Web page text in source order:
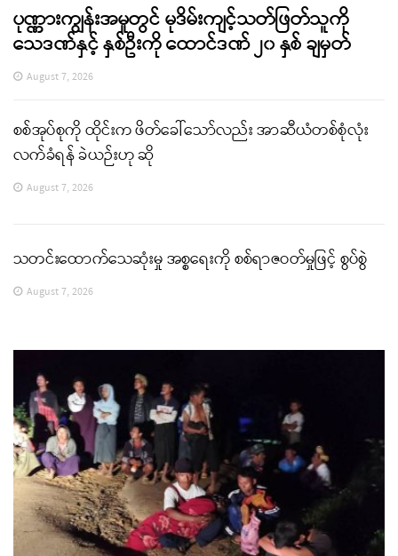
ပုဏ္ဏားကျွန်းအမှုတွင် မုဒိမ်းကျင့်သတ်ဖြတ်သူကို
သေဒဏ်နှင့် နှစ်ဦးကို ထောင်ဒဏ် ၂၀ နှစ် ချမှတ်
August 7, 2026
စစ်အုပ်စုကို ထိုင်းက ဖိတ်ခေါ်သော်လည်း အာဆီယံတစ်စုံလုံး
လက်ခံရန် ခဲယဉ်းဟု ဆို
August 7, 2026
သတင်းထောက်သေဆုံးမှု အစ္စရေးကို စစ်ရာဇဝတ်မှုဖြင့် စွပ်စွဲ
August 7, 2026